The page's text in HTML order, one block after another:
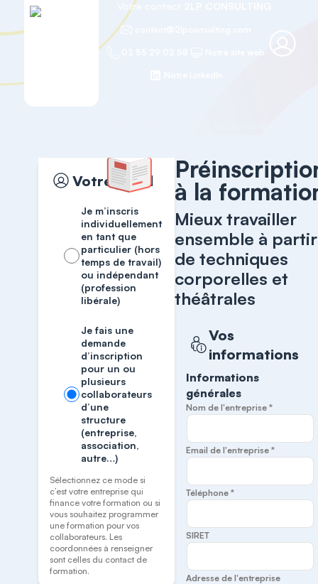
Votre contact
Votre profil
Je m’inscris
individuellement
en tant que
particulier (hors
temps de travail)
ou indépendant
(profession
libérale)
Je fais une
demande
d’inscription
pour un ou
plusieurs
collaborateurs
d’une
structure
(entreprise,
association,
autre…)
Sélectionnez ce mode si
c’est votre entreprise qui
finance votre formation ou si
vous souhaitez programmer
une formation pour vos
collaborateurs. Les
coordonnées à renseigner
sont celles du contact de
formation.
à la
Mieux travailler
ensemble à partir
de techniques
corporelles et
théâtrales
Vos
informations
Informations
générales
Nom de l'entreprise *
Email de l'entreprise *
Téléphone *
SIRET
Adresse de l'entreprise